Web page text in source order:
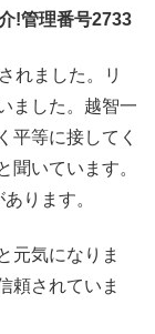
!管理番号2733
れました。リ
ました。越智一
平等に接してく
聞いています。
ります。
元気になりま
頼されていま